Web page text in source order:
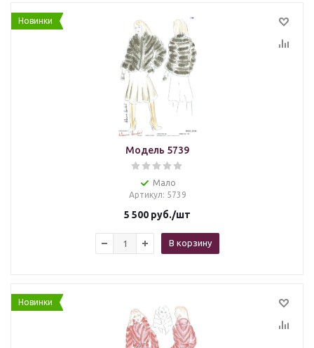
Новинки
Модель 5739
Мало
Артикул: 5739
5 500 руб./шт
В корзину
Новинки